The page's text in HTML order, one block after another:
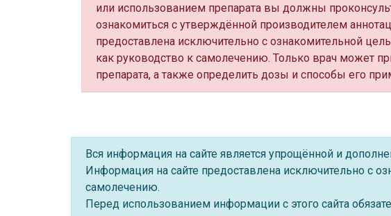
или использованием препарата вы должны
ознакомиться с утверждённой производителем
предоставлена исключительно с ознакомительной
как руководство к самолечению. Только врач может
препарата, а также определить дозы и способы его
Вся информация на сайте является упрощённой и
Информация на сайте предоставлена исключительно с
самолечению.
Перед использованием информации с этого сайта